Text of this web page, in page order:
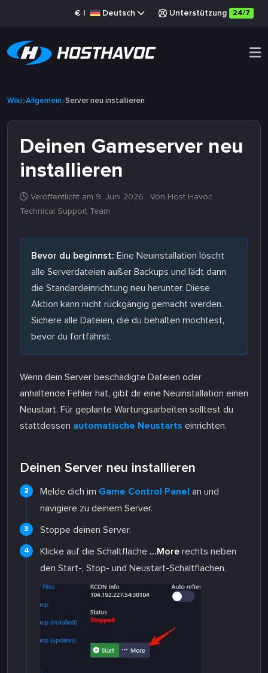
€ | Deutsch Unterstützung 24/7
Wiki Allgemein Server neu installieren
Deinen Gameserver neu
installieren
Veröffentlicht am 9. Juni 2026 · Von Host Havoc
Technical Support Team
Bevor du beginnst: Eine Neuinstallation löscht
alle Serverdateien außer Backups und lädt dann
die Standardeinrichtung neu herunter. Diese
Aktion kann nicht rückgängig gemacht werden.
Sichere alle Dateien, die du behalten möchtest,
bevor du fortfährst.
Wenn dein Server beschädigte Dateien oder
anhaltende Fehler hat, gibt dir eine Neuinstallation einen
Neustart. Für geplante Wartungsarbeiten solltest du
stattdessen automatische Neustarts einrichten.
Deinen Server neu installieren
Melde dich im Game Control Panel an und
navigiere zu deinem Server.
Stoppe deinen Server.
Klicke auf die Schaltfläche ...More rechts neben
den Start-, Stop- und Neustart-Schaltflächen.